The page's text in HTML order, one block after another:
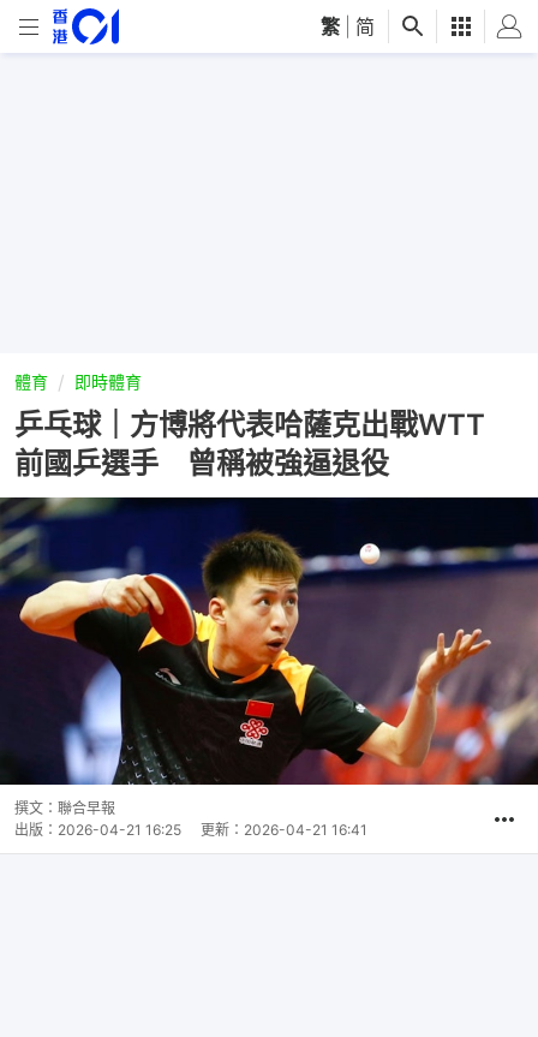
繁 简
體育 即時體育
乒乓球｜方博將代表哈薩克出戰WTT
前國乒選手 曾稱被強逼退役
撰文： 聯合早報
出版： 2026-04-21 16:25 更新： 2026-04-21 16:41